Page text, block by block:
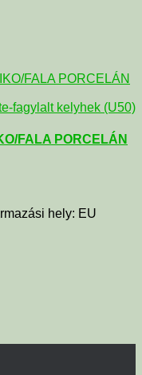
fagylalt kelyhek (U50)
FALA PORCELÁN
hely: EU